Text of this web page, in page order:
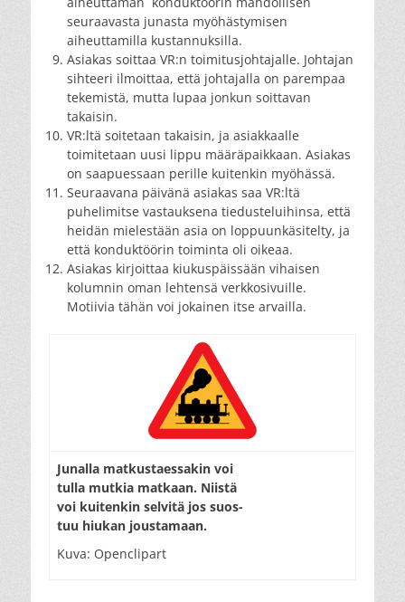
seuraavasta junasta myöhästymisen
aiheuttamilla kustannuksilla.
Asiakas soittaa VR:n toimitusjohtajalle. Johtajan
sihteeri ilmoittaa, että johtajalla on parempaa
tekemistä, mutta lupaa jonkun soittavan
takaisin.
VR:ltä soitetaan takaisin, ja asiakkaalle
toimitetaan uusi lippu määräpaikkaan. Asiakas
on saapuessaan perille kuitenkin myöhässä.
Seuraavana päivänä asiakas saa VR:ltä
puhelimitse vastauksena tiedusteluihinsa, että
heidän mielestään asia on loppuunkäsitelty, ja
että konduktöörin toiminta oli oikeaa.
Asiakas kirjoittaa kiukuspäissään vihaisen
kolumnin oman lehtensä verkkosivuille.
Motiivia tähän voi jokainen itse arvailla.
Junalla matkustaessakin voi
tulla mutkia matkaan. Niistä
voi kuitenkin selvitä jos suos-
tuu hiukan joustamaan.
Kuva: Openclipart